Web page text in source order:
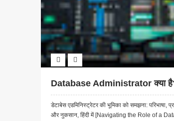
Database Administrator क्या
डेटाबेस एडमिनिस्ट्रेटर की भूमिका को समझना: परिभाषा,
और नुकसान, हिंदी में [Navigating the Role of a